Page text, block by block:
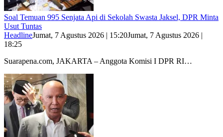
Soal Temuan 995 Senjata Api di Sekolah Swasta Jaksel, DPR Minta
Usut Tuntas
HeadlineJumat, 7 Agustus 2026 | 15:20Jumat, 7 Agustus 2026 |
18:25
Suarapena.com, JAKARTA – Anggota Komisi I DPR RI…